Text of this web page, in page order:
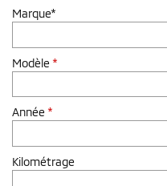
Marque*
Modèle *
Année *
Kilométrage